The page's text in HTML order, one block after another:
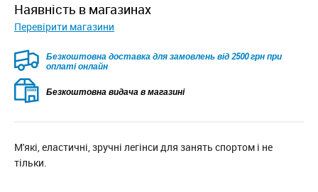
наявність в магазинах
Перевірити магазини
Безкоштовна доставка для замовлень від 2500 грн при
оплаті онлайн
Безкоштовна видача в магазині
М'які, еластичні, зручні легінси для занять спортом і не
тільки.